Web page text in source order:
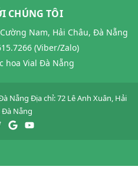
CHÚNG TÔI
Nam, Hải Châu, Đà Nẵng
(Viber/Zalo)
hoa Vial Đà Nẵng
Nẵng Địa chỉ: 72 Lê Anh Xuân, Hải
Đà Nẵng